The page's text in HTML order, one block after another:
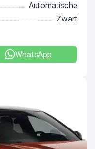
Automatische
Zwart
WhatsApp